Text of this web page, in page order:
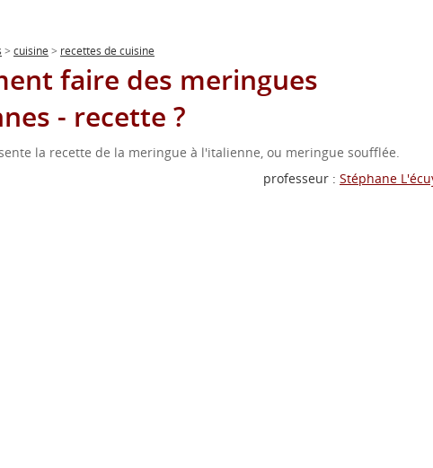
> cuisine > recettes de cuisine
faire des meringues
- recette ?
la recette de la meringue à l'italienne, ou meringue soufflée.
professeur : Stéphane